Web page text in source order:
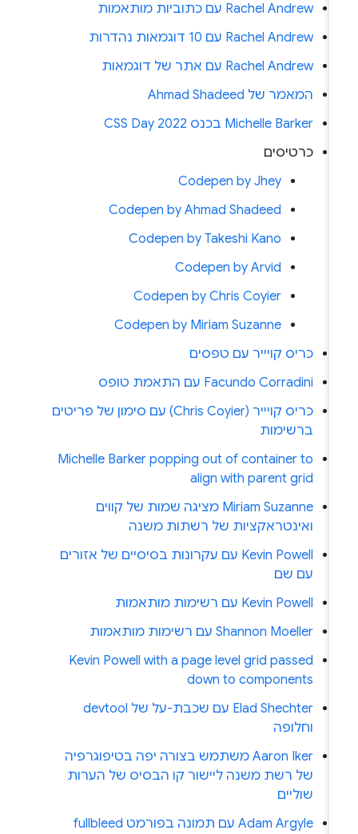
Rachel Andrew עם כתוביות מותאמות
Rachel Andrew עם 10 דוגמאות נהדרות
Rachel Andrew עם אתר של דוגמאות
המאמר של Ahmad Shadeed
Michelle Barker בכנס CSS Day 2022
כרטיסים
Codepen by Jhey
Codepen by Ahmad Shadeed
Codepen by Takeshi Kano
Codepen by Arvid
Codepen by Chris Coyier
Codepen by Miriam Suzanne
כריס קויייר עם טפסים
Facundo Corradini עם התאמת טופס
כריס קויייר (Chris Coyier) עם סימון של פריטים
ברשימות
Michelle Barker popping out of container to
align with parent grid
Miriam Suzanne מציגה שמות של קווים
ואינטראקציות של רשתות משנה
Kevin Powell עם עקרונות בסיסיים של אזורים
עם שם
Kevin Powell עם רשימות מותאמות
Shannon Moeller עם רשימות מותאמות
Kevin Powell with a page level grid passed
down to components
Elad Shechter עם שכבת-על של devtool
וחלופה
Aaron Iker משתמש בצורה יפה בטיפוגרפיה
של רשת משנה ליישור קו הבסיס של הערות
שוליים
Adam Argyle עם תמונה בפורמט fullbleed